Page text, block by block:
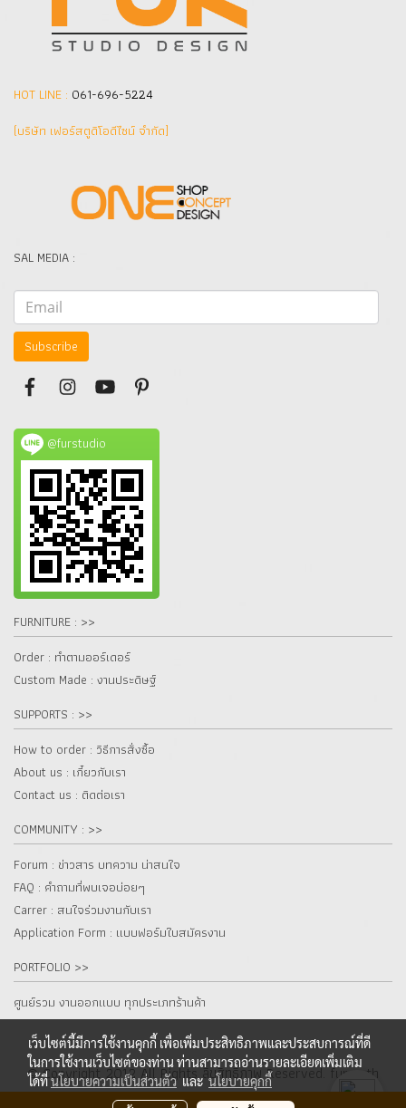
HOT LINE : 061-696-5224
(บริษัท เฟอร์สตูดิโอดีไซน์ จำกัด]
SAL MEDIA :
Subscribe
@furstudio
FURNITURE : >>
Order : ทำตามออร์เดอร์
Custom Made : งานประดิษฐ์
SUPPORTS : >>
How to order : วิธีการสั่งซื้อ
About us : เกี๋ยวกับเรา
Contact us : ติดต่อเรา
COMMUNITY : >>
Forum : ข่าวสาร บทความ น่าสนใจ
FAQ : คำถามที่พบเจอบ่อยๆ
Carrer : สนใจร่วมงานกับเรา
Application Form : แบบฟอร์มใบสมัครงาน
PORTFOLIO >>
ศูนย์รวม งานออกแบบ ทุกประเภทร้านค้า
© Copyright 2012 All Rights ลิขสิทธิ์ภาพ Reserved. fur.co.th
เว็บไซต์นี้มีการใช้งานคุกกี้ เพื่อเพิ่มประสิทธิภาพและประสบการณ์ที่ดี
ในการใช้งานเว็บไซต์ของท่าน ท่านสามารถอ่านรายละเอียดเพิ่มเติม
ได้ที่นโยบายความเป็นส่วนตัวและนโยบายคุกกี้